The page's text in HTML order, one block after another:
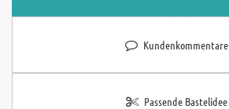
Kundenkommentare
Passende Bastelidee